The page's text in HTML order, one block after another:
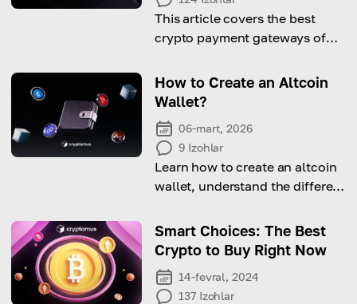
This article covers the best
crypto payment gateways of
you choose the right one!
How to Create an Altcoin
Wallet?
06-mart, 2026
9 Izohlar
Learn how to create an altcoin
wallet, understand the different
solution for managing your
crypto assets.
Smart Choices: The Best
Crypto to Buy Right Now
14-fevral, 2024
137 Izohlar